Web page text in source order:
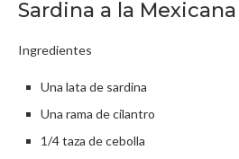
Sardina a la Mexicana
Ingredientes
Una lata de sardina
Una rama de cilantro
1/4 taza de cebolla